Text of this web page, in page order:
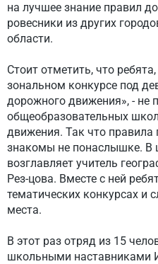
на лучшее знание правил
ровесники из других
области.
Стоит отметить, что
зональном конкурсе под
дорожного движения», - не
общеобразовательных
движения. Так что правила
знакомы не понаслышке.
возглавляет учитель
Рез-цова. Вместе с ней
тематических конкурсах и
места.
В этот раз отряд из 15
школьными наставниками